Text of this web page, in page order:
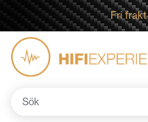
Fri
Sök